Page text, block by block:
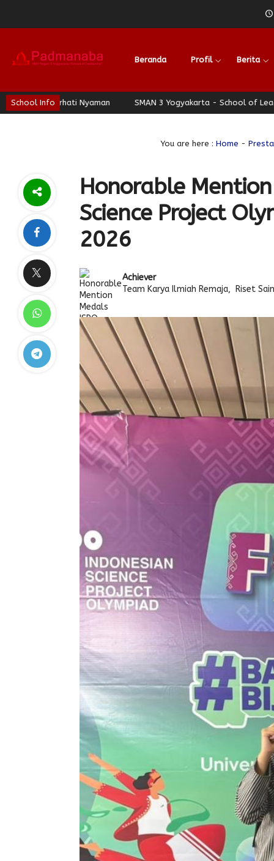
Beranda Profil Berita
School Info
Nyaman SMAN 3 Yogyakarta - School of Leadership - Jogja
You are here : Home -
Honorable
Science Project
2026
Achiever
Team Karya Ilmiah Remaja, Riset